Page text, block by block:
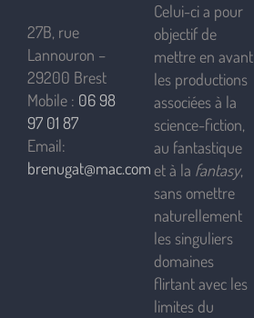
27B, rue
Lannouron –
29200 Brest
Mobile : 06 98
97 01 87
Email:
brenugat@mac.com
Celui-ci a pour
objectif de
mettre en avant
les productions
associées à la
science-fiction,
au fantastique
et à la fantasy,
sans omettre
naturellement
les singuliers
domaines
flirtant avec les
limites du